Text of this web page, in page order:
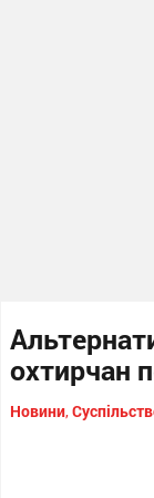
охтирчан
Новини,